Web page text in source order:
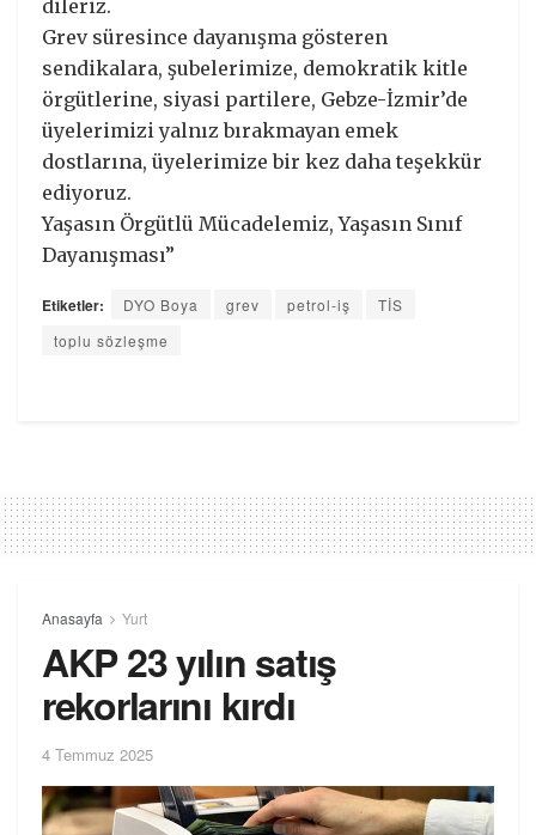
dileriz.
Grev süresince dayanışma gösteren
sendikalara, şubelerimize, demokratik kitle
örgütlerine, siyasi partilere, Gebze-İzmir’de
üyelerimizi yalnız bırakmayan emek
dostlarına, üyelerimize bir kez daha teşekkür
ediyoruz.
Yaşasın Örgütlü Mücadelemiz, Yaşasın Sınıf
Dayanışması”
Etiketler: DYO Boya grev petrol-iş
TİS
toplu sözleşme
Anasayfa Yurt
AKP 23 yılın satış
rekorlarını kırdı
4 Temmuz 2025